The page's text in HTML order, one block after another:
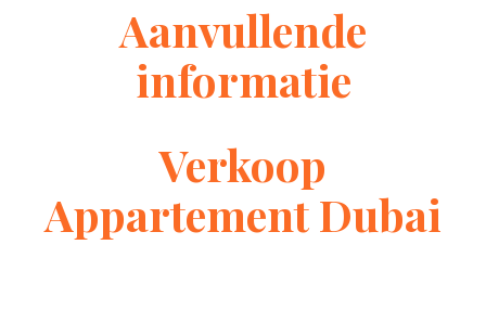
Aanvullende
informatie
Verkoop
Appartement Dubai